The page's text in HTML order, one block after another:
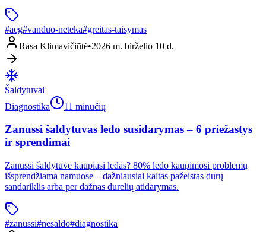
#aeg#vanduo-neteka#greitas-taisymas
Rasa Klimavičiūtė•2026 m. birželio 10 d.
Šaldytuvai
Diagnostika
11 minučių
Zanussi šaldytuvas ledo susidarymas – 6 priežastys
ir sprendimai
Zanussi šaldytuve kaupiasi ledas? 80% ledo kaupimosi problemų
išsprendžiama namuose – dažniausiai kaltas pažeistas durų
sandariklis arba per dažnas durelių atidarymas.
#zanussi#nesaldo#diagnostika